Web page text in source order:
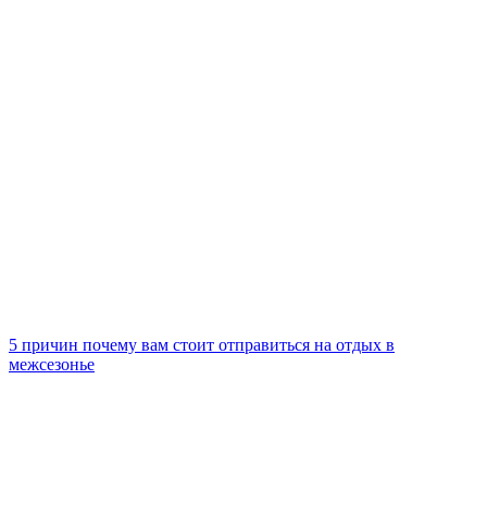
5 причин почему вам стоит отправиться на отдых в
межсезонье